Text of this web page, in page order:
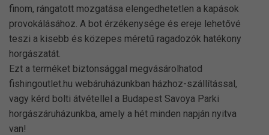
finom, rángatott mozgatása elengedhetetlen a kapások
provokálásához. A bot érzékenysége és ereje lehetővé
teszi a kisebb és közepes méretű ragadozók hatékony
horgászatát.
Ezt a terméket biztonsággal megvásárolhatod
fishingoutlet.hu webáruházunkban házhoz-szállítással,
vagy kérd bolti átvétellel a Budapest Savoya Parki
horgászáruházunkba, amely a hét minden napján nyitva
van!